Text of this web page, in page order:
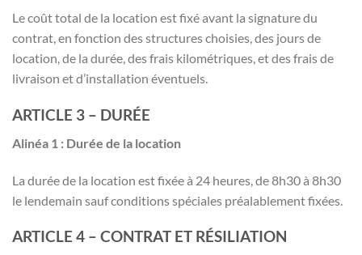
Le coût total de la location est fixé avant la signature du
contrat, en fonction des structures choisies, des jours de
location, de la durée, des frais kilométriques, et des frais de
livraison et d’installation éventuels.
ARTICLE 3 – DURÉE
Alinéa 1 : Durée de la location
La durée de la location est fixée à 24 heures, de 8h30 à 8h30
le lendemain sauf conditions spéciales préalablement fixées.
ARTICLE 4 – CONTRAT ET RÉSILIATION